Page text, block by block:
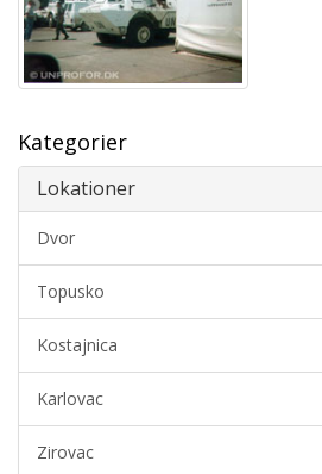
Kategorier
Lokationer
Dvor
Topusko
Kostajnica
Karlovac
Zirovac